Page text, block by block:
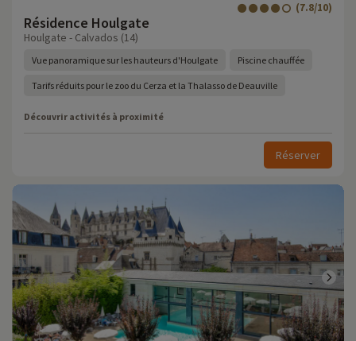
Résidence Houlgate
(7.8/10)
Houlgate - Calvados (14)
Vue panoramique sur les hauteurs d'Houlgate Piscine chauffée
Tarifs réduits pour le zoo du Cerza et la Thalasso de Deauville
Découvrir activités à proximité
Réserver